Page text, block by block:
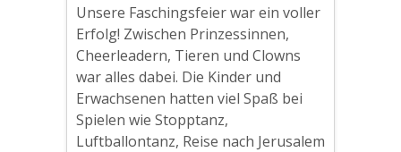
Unsere Faschingsfeier war ein voller
Erfolg! Zwischen Prinzessinnen,
Cheerleadern, Tieren und Clowns
war alles dabei. Die Kinder und
Erwachsenen hatten viel Spaß bei
Spielen wie Stopptanz,
Luftballontanz, Reise nach Jerusalem